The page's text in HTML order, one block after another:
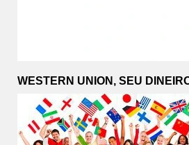
WESTERN UNION, SEU